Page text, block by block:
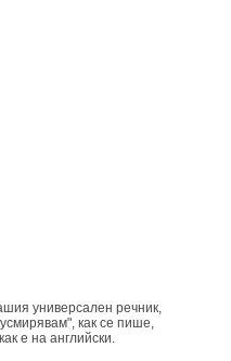
универсален речник,
как се пише,
е на английски.